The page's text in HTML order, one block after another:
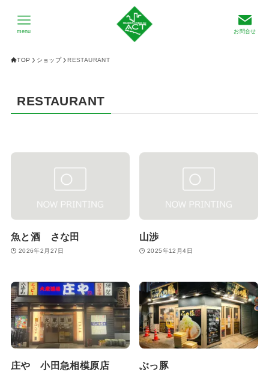
お問合せ
menu
TOP ショップ RESTAURANT
RESTAURANT
魚と酒 さな田
2026年2月27日
山渉
2025年12月4日
庄や 小田急相模原店 ぶっ豚